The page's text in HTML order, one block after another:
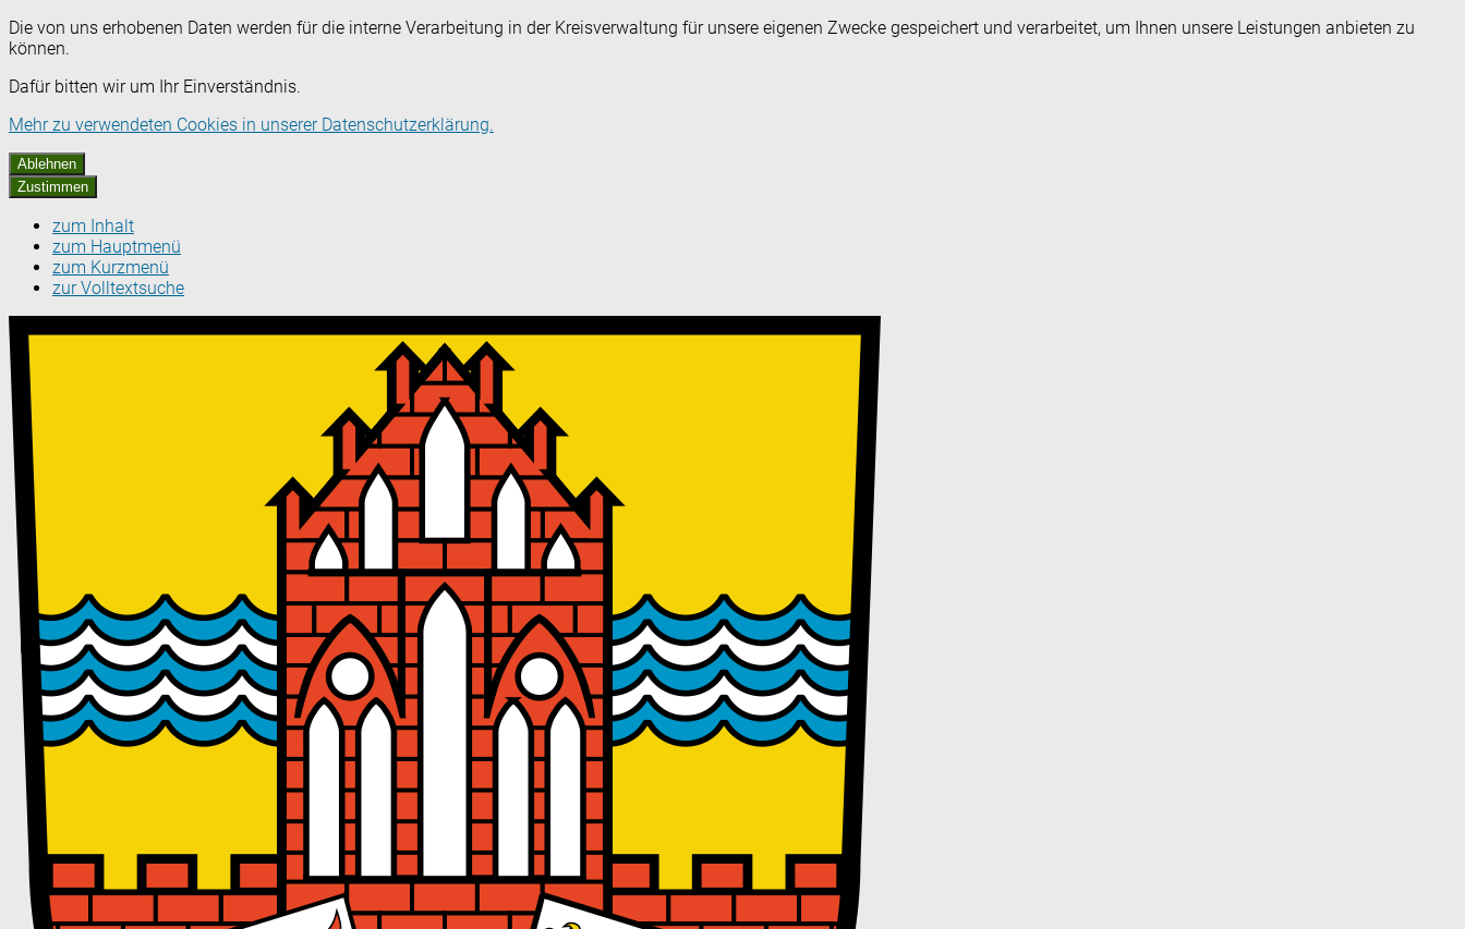
Die von uns erhobenen Daten werden für die interne Verarbeitung in der Kreisverwaltung für unsere eigenen Zwecke gespeichert und verarbeitet, um Ihnen unsere Leistungen anbieten zu
können.
Dafür bitten wir um Ihr Einverständnis.
Mehr zu verwendeten Cookies in unserer Datenschutzerklärung.
Ablehnen
Zustimmen
zum Inhalt
zum Hauptmenü
zum Kurzmenü
zur Volltextsuche